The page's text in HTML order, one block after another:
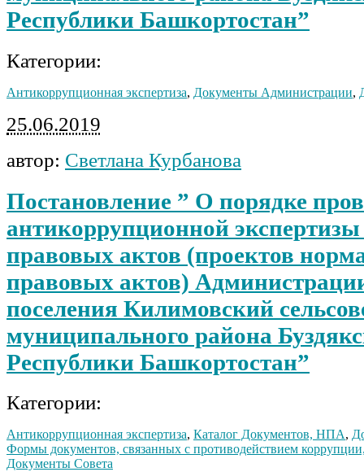
Республики Башкортостан”
Категории:
Антикоррупционная экспертиза, Документы Администрации,
25.06.2019
автор: Светлана Курбанова
Постановление ” О порядке
антикоррупционной
правовых актов (проектов
правовых актов)
поселения Килимовский
муниципального района
Республики Башкортостан”
Категории:
Антикоррупционная экспертиза, Каталог Документов, НПА,
Формы документов, связанных с противодействием
Документы Совета